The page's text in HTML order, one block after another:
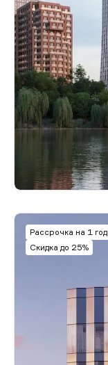
Рассрочка на 1 год
Скидка до 25%